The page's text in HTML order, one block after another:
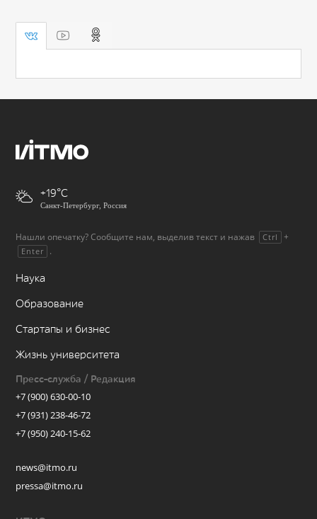
+19
Санкт-Петербург, Россия
Нашли опечатку? Сообщите нам, выделив текст и нажав Ctrl +
Enter .
Наука
Образование
Стартапы и бизнес
Жизнь университета
Пресс-служба / Редакция
+7 (900) 630-00-10
+7 (931) 238-46-72
+7 (950) 240-15-62
news@itmo.ru
pressa@itmo.ru